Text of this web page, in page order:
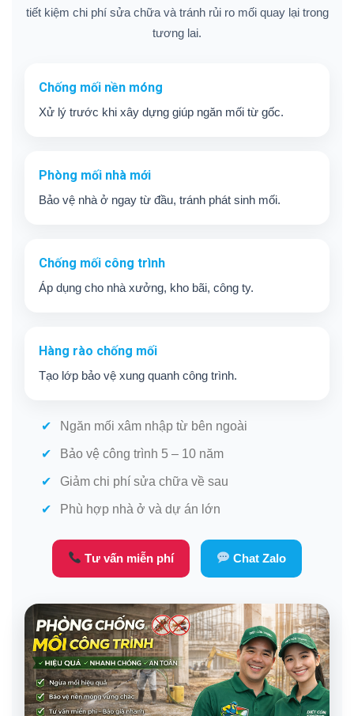
tiết kiệm chi phí sửa chữa và tránh rủi ro mối quay lại trong
tương lai.
Chống mối nền móng
Xử lý trước khi xây dựng giúp ngăn mối từ gốc.
Phòng mối nhà mới
Bảo vệ nhà ở ngay từ đầu, tránh phát sinh mối.
Chống mối công trình
Áp dụng cho nhà xưởng, kho bãi, công ty.
Hàng rào chống mối
Tạo lớp bảo vệ xung quanh công trình.
Ngăn mối xâm nhập từ bên ngoài
Bảo vệ công trình 5 – 10 năm
Giảm chi phí sửa chữa về sau
Phù hợp nhà ở và dự án lớn
Tư vấn miễn phí Chat Zalo